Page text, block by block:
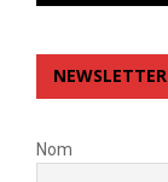
NEWSLETTER
Nom